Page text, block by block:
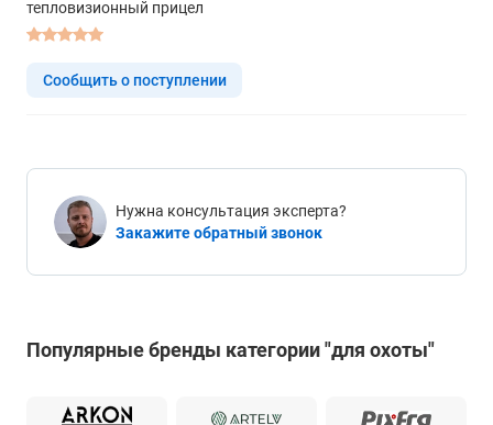
тепловизионный прицел
Сообщить о поступлении
Нужна консультация эксперта?
Закажите обратный звонок
Популярные бренды категории "для охоты"